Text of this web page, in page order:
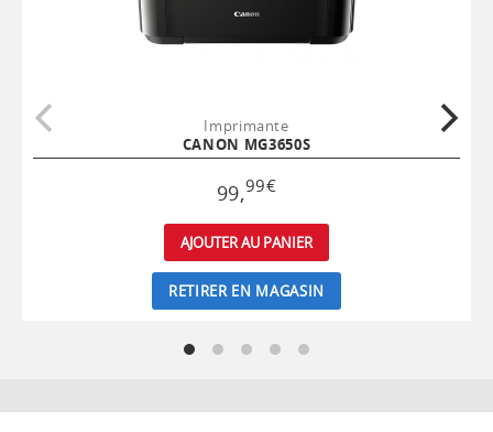
Imprimante
CANON MG3650S
99,99€
AJOUTER AU PANIER
RETIRER EN MAGASIN